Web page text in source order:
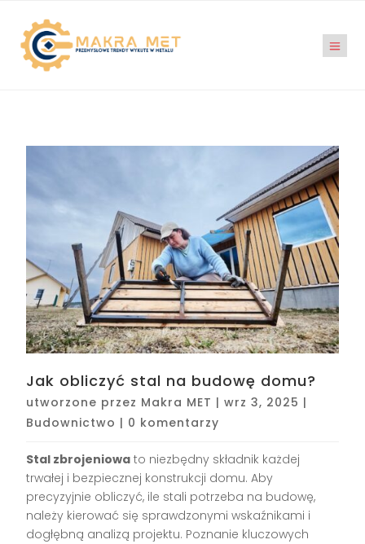
Jak obliczyć stal na budowę domu?
utworzone przez Makra MET |wrz 3, 2025 |
Budownictwo | 0 komentarzy
Stal zbrojeniowa to niezbędny składnik każdej
trwałej i bezpiecznej konstrukcji domu. Aby
precyzyjnie obliczyć, ile stali potrzeba na budowę,
należy kierować się sprawdzonymi wskaźnikami i
dogłębną analizą projektu. Poznanie kluczowych